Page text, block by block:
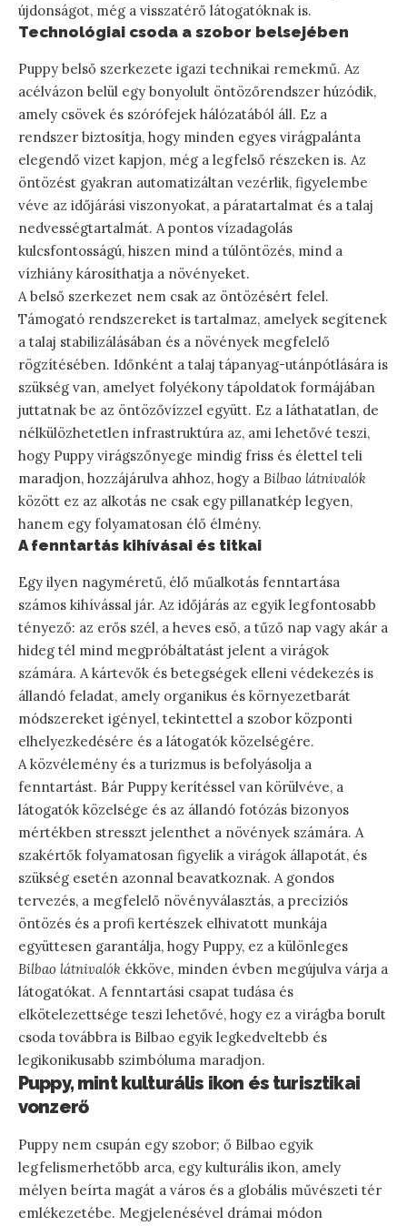
újdonságot, még a visszatérő látogatóknak is.
Technológiai csoda a szobor belsejében
Puppy belső szerkezete igazi technikai remekmű. Az
acélvázon belül egy bonyolult öntözőrendszer húzódik,
amely csövek és szórófejek hálózatából áll. Ez a
rendszer biztosítja, hogy minden egyes virágpalánta
elegendő vizet kapjon, még a legfelső részeken is. Az
öntözést gyakran automatizáltan vezérlik, figyelembe
véve az időjárási viszonyokat, a páratartalmat és a talaj
nedvességtartalmát. A pontos vízadagolás
kulcsfontosságú, hiszen mind a túlöntözés, mind a
vízhiány károsíthatja a növényeket.
A belső szerkezet nem csak az öntözésért felel.
Támogató rendszereket is tartalmaz, amelyek segítenek
a talaj stabilizálásában és a növények megfelelő
rögzítésében. Időnként a talaj tápanyag-utánpótlására is
szükség van, amelyet folyékony tápoldatok formájában
juttatnak be az öntözővízzel együtt. Ez a láthatatlan, de
nélkülözhetetlen infrastruktúra az, ami lehetővé teszi,
hogy Puppy virágszőnyege mindig friss és élettel teli
maradjon, hozzájárulva ahhoz, hogy a Bilbao látnivalók
között ez az alkotás ne csak egy pillanatkép legyen,
hanem egy folyamatosan élő élmény.
A fenntartás kihívásai és titkai
Egy ilyen nagyméretű, élő műalkotás fenntartása
számos kihívással jár. Az időjárás az egyik legfontosabb
tényező: az erős szél, a heves eső, a tűző nap vagy akár a
hideg tél mind megpróbáltatást jelent a virágok
számára. A kártevők és betegségek elleni védekezés is
állandó feladat, amely organikus és környezetbarát
módszereket igényel, tekintettel a szobor központi
elhelyezkedésére és a látogatók közelségére.
A közvélemény és a turizmus is befolyásolja a
fenntartást. Bár Puppy kerítéssel van körülvéve, a
látogatók közelsége és az állandó fotózás bizonyos
mértékben stresszt jelenthet a növények számára. A
szakértők folyamatosan figyelik a virágok állapotát, és
szükség esetén azonnal beavatkoznak. A gondos
tervezés, a megfelelő növényválasztás, a precíziós
öntözés és a profi kertészek elhivatott munkája
együttesen garantálja, hogy Puppy, ez a különleges
Bilbao látnivalók ékköve, minden évben megújulva várja a
látogatókat. A fenntartási csapat tudása és
elkötelezettsége teszi lehetővé, hogy ez a virágba borult
csoda továbbra is Bilbao egyik legkedveltebb és
legikonikusabb szimbóluma maradjon.
Puppy, mint kulturális ikon és turisztikai
vonzerő
Puppy nem csupán egy szobor; ő Bilbao egyik
legfelismerhetőbb arca, egy kulturális ikon, amely
mélyen beírta magát a város és a globális művészeti tér
emlékezetébe. Megjelenésével drámai módon